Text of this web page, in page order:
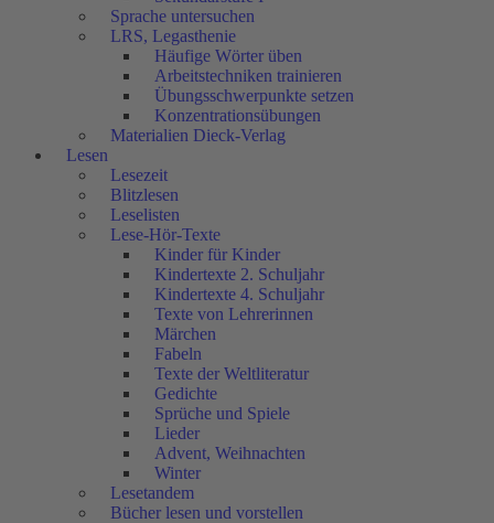
Sprache untersuchen
LRS, Legasthenie
Häufige Wörter üben
Arbeitstechniken trainieren
Übungsschwerpunkte setzen
Konzentrationsübungen
Materialien Dieck-Verlag
Lesen
Lesezeit
Blitzlesen
Leselisten
Lese-Hör-Texte
Kinder für Kinder
Kindertexte 2. Schuljahr
Kindertexte 4. Schuljahr
Texte von Lehrerinnen
Märchen
Fabeln
Texte der Weltliteratur
Gedichte
Sprüche und Spiele
Lieder
Advent, Weihnachten
Winter
Lesetandem
Bücher lesen und vorstellen